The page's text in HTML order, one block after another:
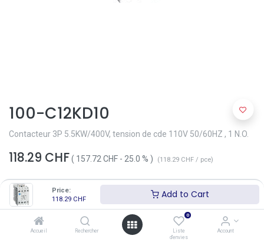
Price:
118.29 CHF Add to Cart
Accueil Rechercher
0
Liste
d'envies
Account
100-C12KD10
Contacteur 3P 5.5KW/400V, tension de cde 110V 50/60HZ , 1 N.O.
118.29 CHF( 157.72 CHF - 25.0 % ) (118.29 CHF / pce)